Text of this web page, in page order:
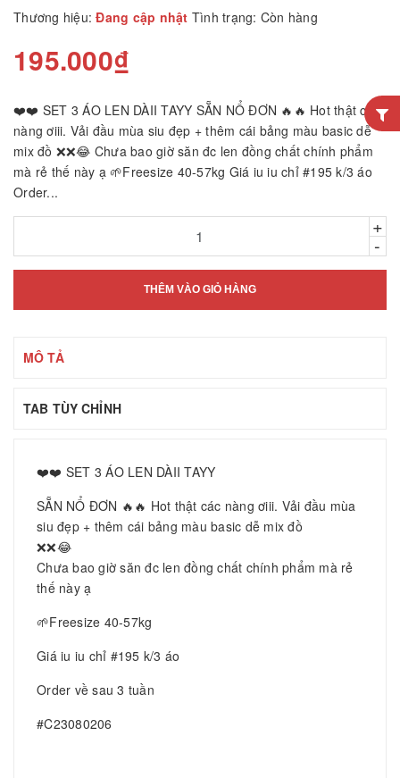
Thương hiệu: Đang cập nhật Tình trạng: Còn hàng
195.000₫
❤️❤️ SET 3 ÁO LEN DÀII TAYY SẴN NỔ ĐƠN 🔥🔥 Hot thật các
nàng ơiii. Vải đầu mùa siu đẹp + thêm cái bảng màu basic dễ
mix đồ ❌❌😂 Chưa bao giờ săn đc len đồng chất chính phẩm
mà rẻ thế này ạ 🌱Freesize 40-57kg Giá iu iu chỉ #195 k/3 áo
Order...
+
-
THÊM VÀO GIỎ HÀNG
MÔ TẢ
TAB TÙY CHỈNH
❤️❤️ SET 3 ÁO LEN DÀII TAYY
SẴN NỔ ĐƠN 🔥🔥 Hot thật các nàng ơiii. Vải đầu mùa
siu đẹp + thêm cái bảng màu basic dễ mix đồ
❌❌😂
Chưa bao giờ săn đc len đồng chất chính phẩm mà rẻ
thế này ạ
🌱Freesize 40-57kg
Giá iu iu chỉ #195 k/3 áo
Order về sau 3 tuần
#C23080206